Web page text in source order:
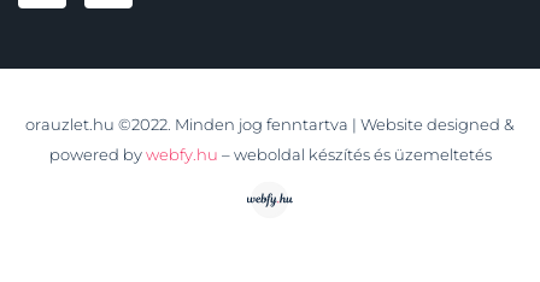
orauzlet.hu ©2022. Minden jog fenntartva | Website designed &
powered by webfy.hu – weboldal készítés és üzemeltetés